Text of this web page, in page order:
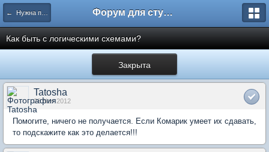
← Нужна помощь Форум для студента СГА
Как быть с логическими схемами?
Закрыта
Tatosha
28 Nov 2012
Помогите, ничего не получается. Если Комарик умеет их сдавать,
то подскажите как это делается!!!